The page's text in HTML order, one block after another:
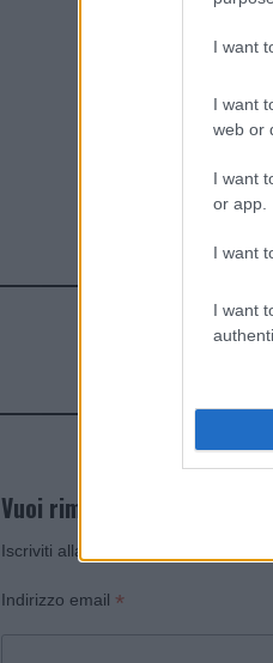
I want
I want
web or
I want
or app.
I want
I want
Vuoi rimanere sempre
Iscriviti alla newsletter di Gallura
Indirizzo email *